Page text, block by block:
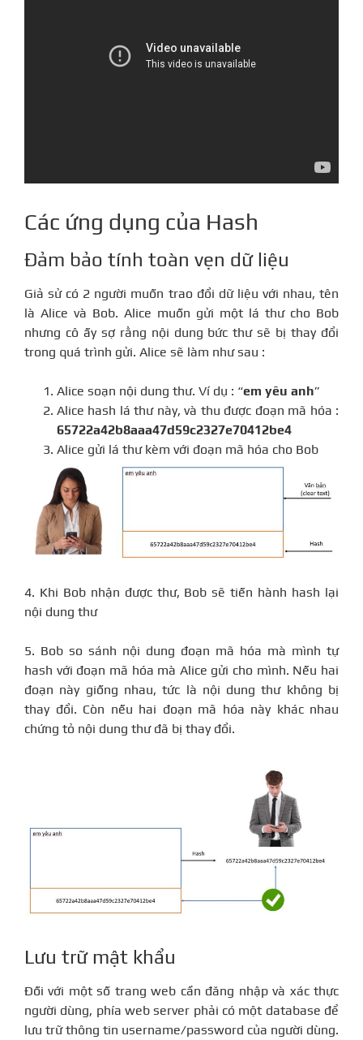
Các ứng dụng của Hash
Đảm bảo tính toàn vẹn dữ liệu
Giả sử có 2 người muốn trao đổi dữ liệu với nhau, tên
là Alice và Bob. Alice muốn gửi một lá thư cho Bob
nhưng cô ấy sợ rằng nội dung bức thư sẽ bị thay đổi
trong quá trình gửi. Alice sẽ làm như sau :
Alice soạn nội dung thư. Ví dụ : “em yêu anh”
Alice hash lá thư này, và thu được đoạn mã hóa :
65722a42b8aaa47d59c2327e70412be4
Alice gửi lá thư kèm với đoạn mã hóa cho Bob
4. Khi Bob nhận được thư, Bob sẽ tiến hành hash lại
nội dung thư
5. Bob so sánh nội dung đoạn mã hóa mà mình tự
hash với đoạn mã hóa mà Alice gửi cho mình. Nếu hai
đoạn này giống nhau, tức là nội dung thư không bị
thay đổi. Còn nếu hai đoạn mã hóa này khác nhau
chứng tỏ nội dung thư đã bị thay đổi.
Lưu trữ mật khẩu
Đối với một số trang web cần đăng nhập và xác thực
người dùng, phía web server phải có một database để
lưu trữ thông tin username/password của người dùng.